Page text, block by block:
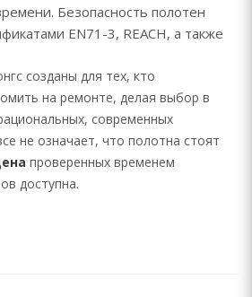
Безопасность полотен
EN71-3, REACH, а также
созданы для тех, кто
на ремонте, делая выбор в
современных
не означает, что полотна стоят
проверенных временем
доступна.